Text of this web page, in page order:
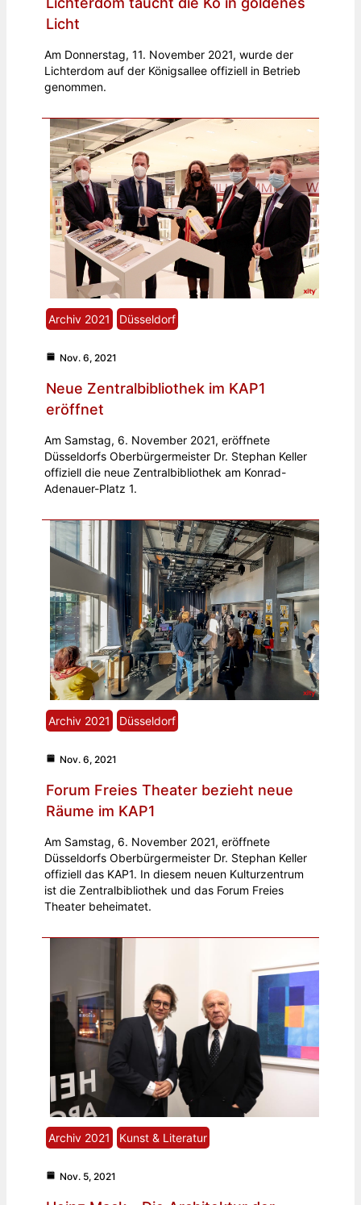
Licht
Am Donnerstag, 11. November 2021, wurde der
Lichterdom auf der Königsallee offiziell in Betrieb
genommen.
Archiv 2021 Düsseldorf
Nov. 6, 2021
Neue Zentralbibliothek im KAP1
eröffnet
Am Samstag, 6. November 2021, eröffnete
Düsseldorfs Oberbürgermeister Dr. Stephan Keller
offiziell die neue Zentralbibliothek am Konrad-
Adenauer-Platz 1.
Archiv 2021 Düsseldorf
Nov. 6, 2021
Forum Freies Theater bezieht neue
Räume im KAP1
Am Samstag, 6. November 2021, eröffnete
Düsseldorfs Oberbürgermeister Dr. Stephan Keller
offiziell das KAP1. In diesem neuen Kulturzentrum
ist die Zentralbibliothek und das Forum Freies
Theater beheimatet.
Archiv 2021 Kunst & Literatur
Nov. 5, 2021